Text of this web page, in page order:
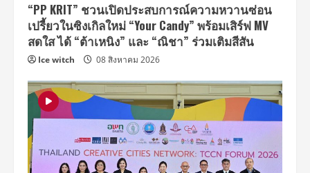
“PP KRIT” ชวนเปิดประสบการณ์ความหวานซ่อน
เปรี้ยวในซิงเกิลใหม่ “Your Candy” พร้อมเสิร์ฟ MV
สดใส ได้ “ต้าเหนิง” และ “ณิชา” ร่วมเติมสีสัน
Ice witch 08 สิงหาคม 2026